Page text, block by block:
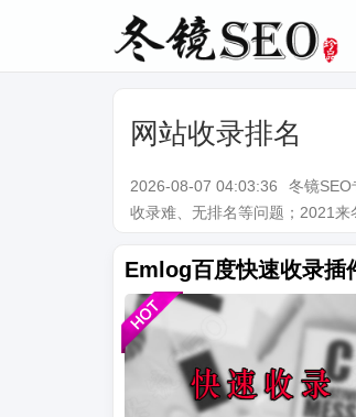
网站收录排名
2026-08-07 04:03:36
冬镜
收录难、无排名等问题；2021
Emlog百度快速收录插